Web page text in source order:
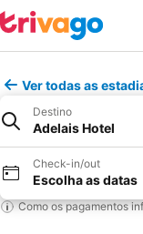
Ver todas as
Destino
Adelais Hotel
Check-in/out
Escolha as datas
Como os pagamentos